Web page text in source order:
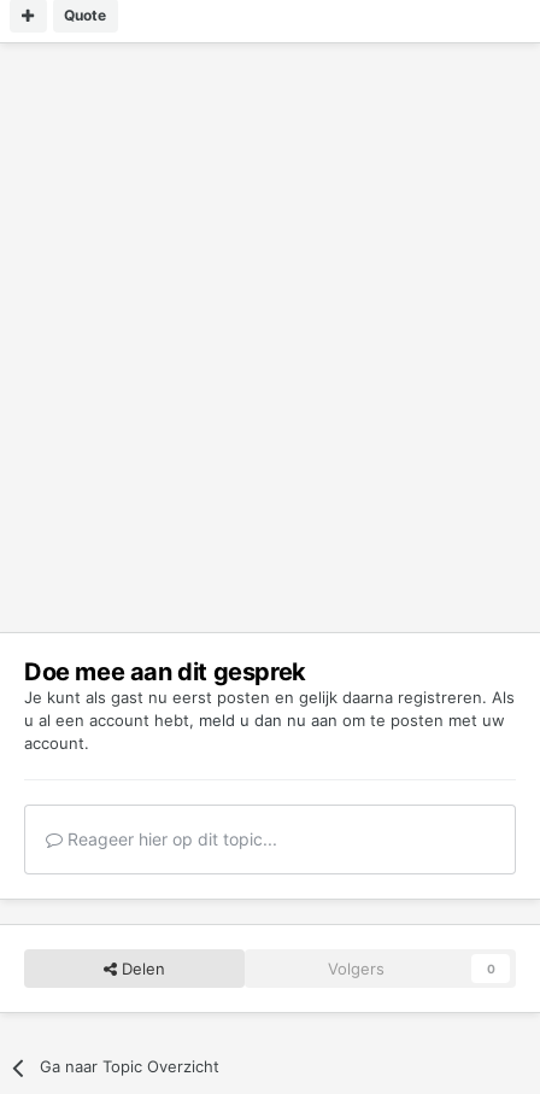
Quote
Doe mee aan dit gesprek
Je kunt als gast nu eerst posten en gelijk daarna registreren. Als
u al een account hebt, meld u dan nu aan om te posten met uw
account.
Reageer hier op dit topic...
Delen Volgers 0
Ga naar Topic Overzicht